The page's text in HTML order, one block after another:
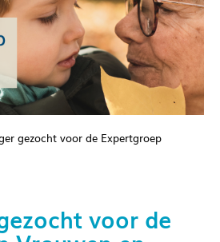
gezocht voor de Expertgroep
voor de